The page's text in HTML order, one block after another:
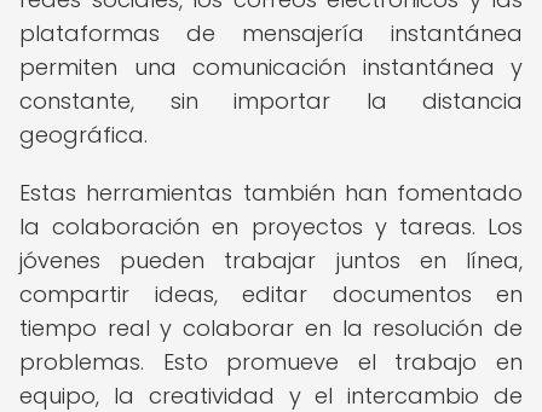
plataformas de mensajería instantánea
permiten una comunicación instantánea y
constante, sin importar la distancia
geográfica.
Estas herramientas también han fomentado
la colaboración en proyectos y tareas. Los
jóvenes pueden trabajar juntos en línea,
compartir ideas, editar documentos en
tiempo real y colaborar en la resolución de
problemas. Esto promueve el trabajo en
equipo, la creatividad y el intercambio de